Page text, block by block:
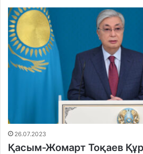
26.07.2023
Қасым-Жомарт Тоқаев